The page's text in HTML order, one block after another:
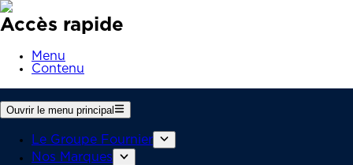
Accès rapide
Menu
Contenu
Ouvrir le menu principal
Le Groupe Fournier
Nos Marques